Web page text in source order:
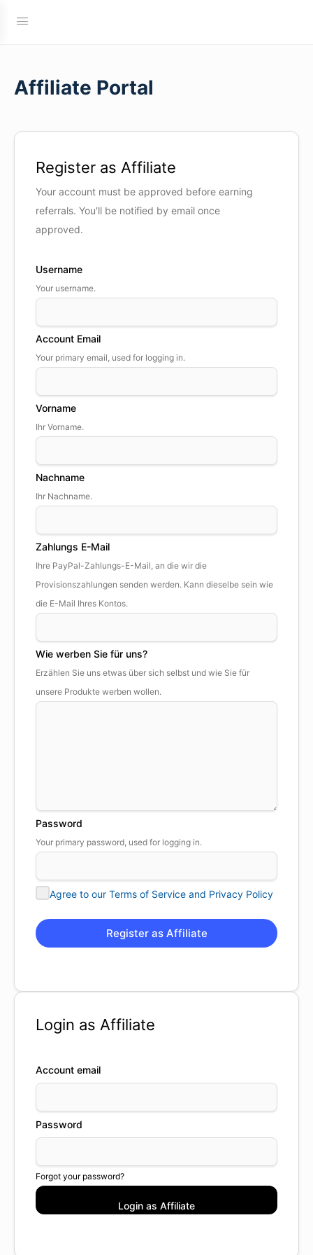
Affiliate Portal
Register as Affiliate
Your account must be approved before earning
referrals. You'll be notified by email once
approved.
Username
Your username.
Account Email
Your primary email, used for logging in.
Vorname
Ihr Vorname.
Nachname
Ihr Nachname.
Zahlungs E-Mail
Ihre PayPal-Zahlungs-E-Mail, an die wir die
Provisionszahlungen senden werden. Kann dieselbe sein wie
die E-Mail Ihres Kontos.
Wie werben Sie für uns?
Erzählen Sie uns etwas über sich selbst und wie Sie für
unsere Produkte werben wollen.
Password
Your primary password, used for logging in.
Agree to our Terms of Service and Privacy Policy
Login as Affiliate
Account email
Password
Forgot your password?